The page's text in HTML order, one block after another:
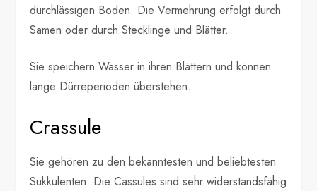
durchlässigen Boden. Die Vermehrung erfolgt durch
Samen oder durch Stecklinge und Blätter.
Sie speichern Wasser in ihren Blättern und können
lange Dürreperioden überstehen.
Crassule
Sie gehören zu den bekanntesten und beliebtesten
Sukkulenten. Die Cassules sind sehr widerstandsfähig